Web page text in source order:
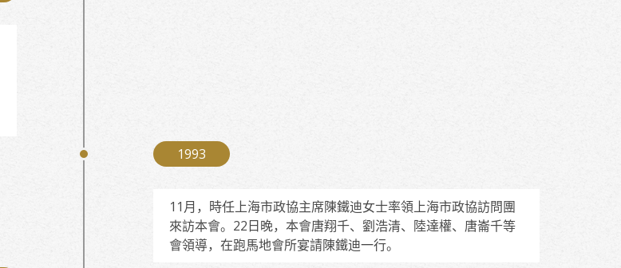
1993
11月，時任上海市政協主席陳鐵迪女士率領上海市政協訪問團
來訪本會。22日晚，本會唐翔千、劉浩清、陸達權、唐崙千等
會領導，在跑馬地會所宴請陳鐵迪一行。